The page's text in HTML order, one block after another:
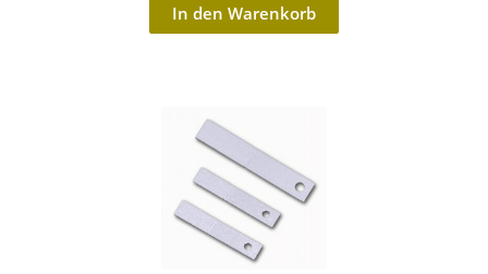
In den Warenkorb